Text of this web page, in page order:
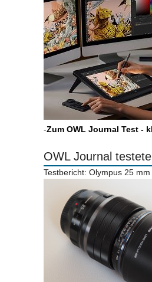
-Zum OWL Journal Test -
OWL Journal
Testbericht: Olympus 25